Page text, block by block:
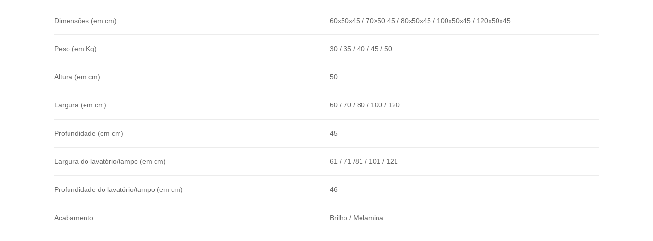
Dimensões (em cm) 60x50x45 / 70×50 45 / 80x50x45 / 100x50x45 / 120x50x45
Peso (em Kg) 30 / 35 / 40 / 45 / 50
Altura (em cm) 50
Largura (em cm) 60 / 70 / 80 / 100 / 120
Profundidade (em cm) 45
Largura do lavatório/tampo (em cm) 61 / 71 /81 / 101 / 121
Profundidade do lavatório/tampo (em cm) 46
Acabamento Brilho / Melamina